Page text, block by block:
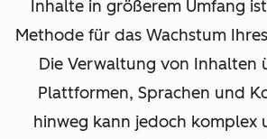
Inhalte in größerem Umfang
Methode für das Wachstum
Die Verwaltung von Inhalten
Plattformen, Sprachen und
hinweg kann jedoch komplex